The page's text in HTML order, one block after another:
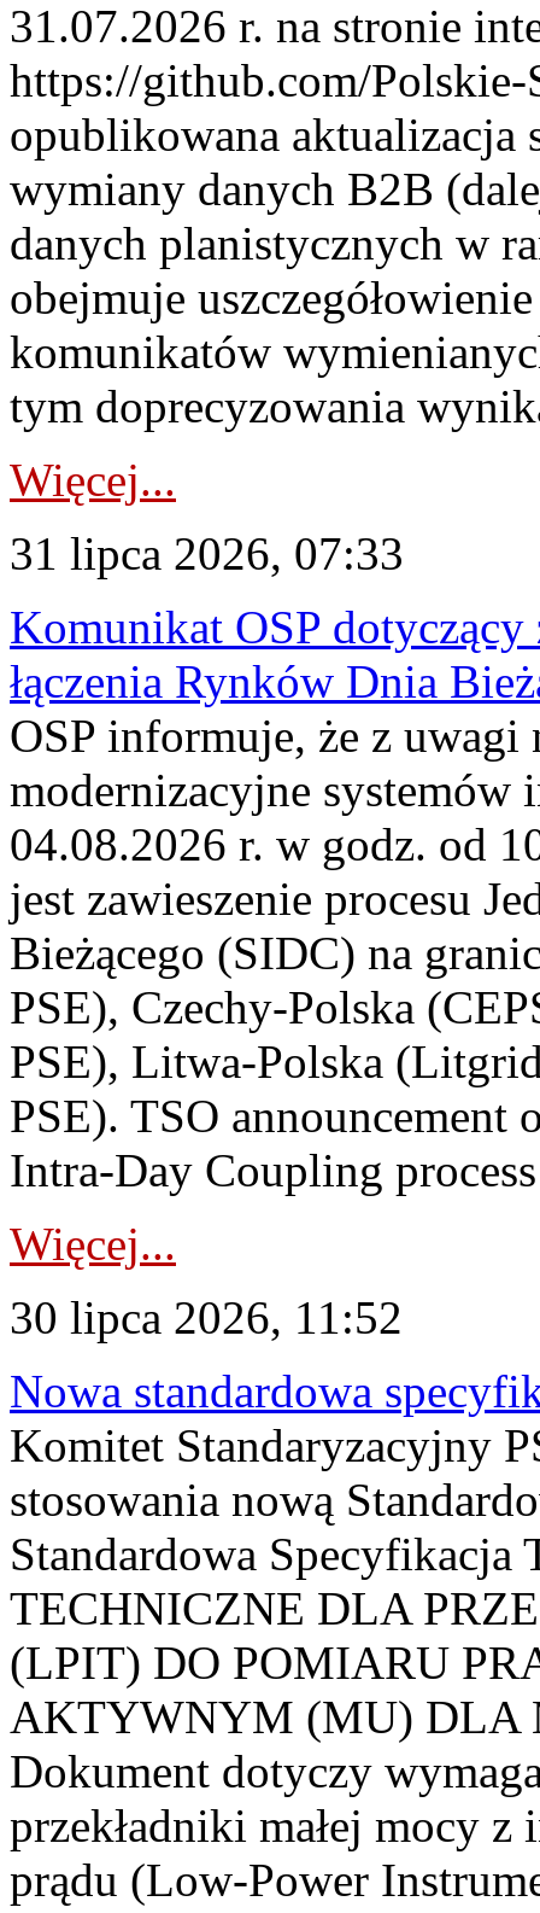
31.07.2026 r. na stronie
https://github.com/Polskie-
opublikowana aktualizacja
wymiany danych B2B
danych planistycznych w
obejmuje
komunikatów
tym doprecyzowania
Więcej...
31 lipca 2026, 07:33
Komunikat OSP dotyczący
łączenia Rynków Dnia
OSP informuje, że z uwagi
modernizacyjne
04.08.2026 r. w godz. od
jest zawieszenie procesu
Bieżącego (SIDC) na
PSE), Czechy-Polska
PSE), Litwa-Polska
PSE). TSO announcement
Intra-Day Coupling
Więcej...
30 lipca 2026, 11:52
Nowa standardowa
Komitet Standaryzacyjny
stosowania nową
Standardowa
TECHNICZNE DLA
(LPIT) DO POMIARU
AKTYWNYM (MU) DLA
Dokument dotyczy
przekładniki małej mocy
prądu (Low-Power